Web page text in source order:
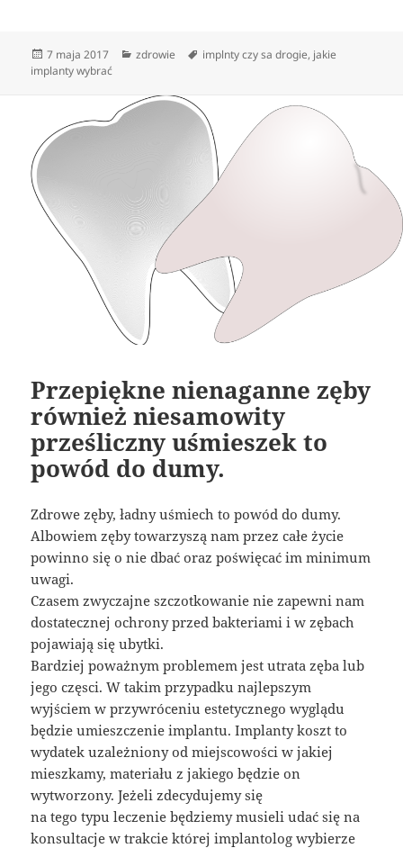
Data
publikacji
7 maja 2017 Kategorie
zdrowie Tagi
implnty czy sa drogie, jakie
implanty wybrać
Przepiękne nienaganne zęby
również niesamowity
prześliczny uśmieszek to
powód do dumy.
Zdrowe zęby, ładny uśmiech to powód do dumy.
Albowiem zęby towarzyszą nam przez całe życie
powinno się o nie dbać oraz poświęcać im minimum
uwagi.
Czasem zwyczajne szczotkowanie nie zapewni nam
dostatecznej ochrony przed bakteriami i w zębach
pojawiają się ubytki.
Bardziej poważnym problemem jest utrata zęba lub
jego częsci. W takim przypadku najlepszym
wyjściem w przywróceniu estetycznego wyglądu
będzie umieszczenie implantu. Implanty koszt to
wydatek uzależniony od miejscowości w jakiej
mieszkamy, materiału z jakiego będzie on
wytworzony. Jeżeli zdecydujemy się
na tego typu leczenie będziemy musieli udać się na
konsultacje w trakcie której implantolog wybierze